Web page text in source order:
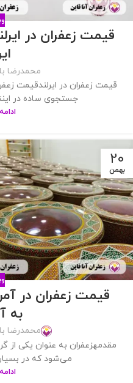
قیمت زعفران در
محمدرضا
قیمت زعفران در ایرلندقیمت
جستجوی ساده در
20
بهمن
قیمت زعفران در
به
محمدرضا
مقدمهزعفران به عنوان یکی از
می‌شود که در